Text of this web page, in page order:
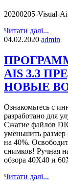
20200205-Visual-
Читати далі...
04.02.2020 admin
AIS 3.3
НОВЫЕ
Ознакомьтесь с
разработано для
Сжатие файлов
уменьшить
на 40%.
снимков! Ручная
обзора 40X40 и
Читати далі...